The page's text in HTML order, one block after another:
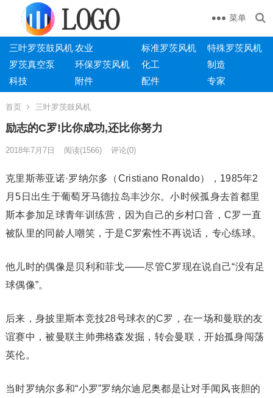
菜单
三叶罗茨鼓风机农业 标准罗茨风机
特殊罗茨风机
罗茨真空泵
环保罗茨风机 化工
制造
科技
附件 配件 专家
首页 三叶罗茨鼓风机
励志的C罗!比你成功,还比你努力
2018年7月7日 阅读(1566) 评论(0)
克里斯蒂亚诺·罗纳尔多（Cristiano Ronaldo），1985年2
月5日出生于葡萄牙马德拉岛丰沙尔。小时候孤身去首都里
斯本参加足球青年训练营，因为自己的乡村口音，C罗一直
被队里的同龄人嘲笑，于是C罗索性不再说话，专心练球。
他儿时的偶像是贝利和菲戈——尽管C罗现在说自己“没有足
球偶像”。
后来，身披里斯本竞技28号球衣的C罗，在一场和曼联的友
谊赛中，被曼联主帅弗格森发掘，转会曼联，开始孤身闯荡
英伦。
当时罗纳尔多和“小罗”罗纳尔迪尼奥都是让对手闻风丧胆的